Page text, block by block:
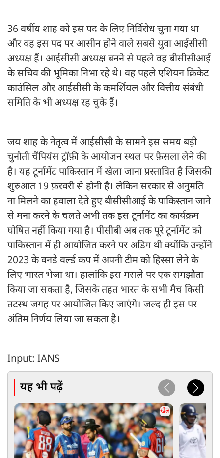
36 वर्षीय शाह को इस पद के लिए निर्विरोध चुना गया था
और वह इस पद पर आसीन होने वाले सबसे युवा आईसीसी
अध्यक्ष हैं। आईसीसी अध्यक्ष बनने से पहले वह बीसीसीआई
के सचिव की भूमिका निभा रहे थे। वह पहले एशियन क्रिकेट
काउंसिल और आईसीसी के कमर्शियल और वित्तीय संबंधी
समिति के भी अध्यक्ष रह चुके हैं।
जय शाह के नेतृत्व में आईसीसी के सामने इस समय बड़ी
चुनौती चैंपियंस ट्रॉफ़ी के आयोजन स्थल पर फ़ैसला लेने की
है। यह टूर्नामेंट पाकिस्तान में खेला जाना प्रस्तावित है जिसकी
शुरुआत 19 फ़रवरी से होनी है। लेकिन सरकार से अनुमति
ना मिलने का हवाला देते हुए बीसीसीआई के पाकिस्तान जाने
से मना करने के चलते अभी तक इस टूर्नामेंट का कार्यक्रम
घोषित नहीं किया गया है। पीसीबी अब तक पूरे टूर्नामेंट को
पाकिस्तान में ही आयोजित करने पर अडिग थी क्योंकि उन्होंने
2023 के वनडे वर्ल्ड कप में अपनी टीम को हिस्सा लेने के
लिए भारत भेजा था। हालांकि इस मसले पर एक समझौता
किया जा सकता है, जिसके तहत भारत के सभी मैच किसी
तटस्थ जगह पर आयोजित किए जाएंगे। जल्द ही इस पर
अंतिम निर्णय लिया जा सकता है।
Input: IANS
यह भी पढ़ें
खेल